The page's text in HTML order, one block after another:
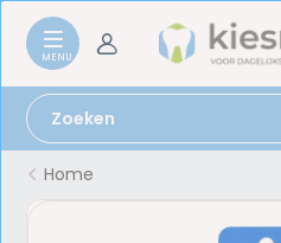
Home